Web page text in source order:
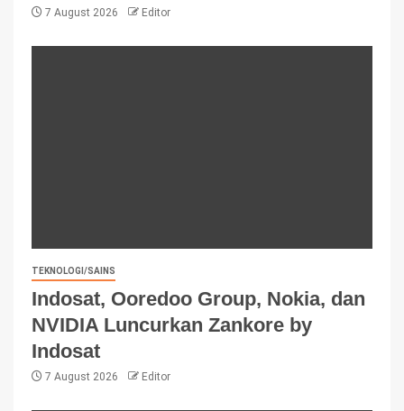
7 August 2026 Editor
TEKNOLOGI/SAINS
Indosat, Ooredoo Group, Nokia, dan
NVIDIA Luncurkan Zankore by
Indosat
7 August 2026 Editor